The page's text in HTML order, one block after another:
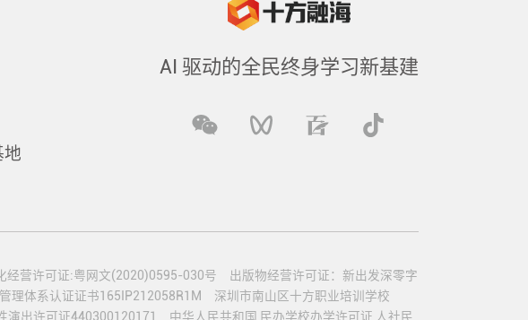
地
AI 驱动的全民终身学习新基建
经营许可证:粤网文(2020)0595-030号
出版物经营许可证：新出发深零字
理体系认证证书165IP212058R1M
深圳市南山区十方职业培训学校
演出许可证440300120171 中华人民共和国 民办学校办学许可证 人社民